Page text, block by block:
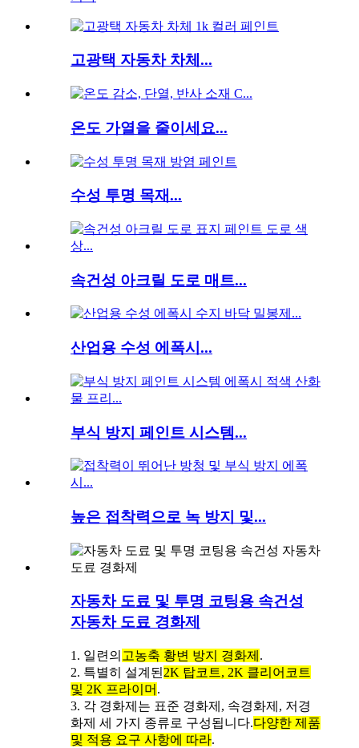
고광택 자동차 차체...
온도 가열을 줄이세요...
수성 투명 목재...
속건성 아크릴 도로 매트...
산업용 수성 에폭시...
부식 방지 페인트 시스템...
높은 접착력으로 녹 방지 및...
자동차 도료 및 투명 코팅용 속건성
자동차 도료 경화제
1. 일련의 고농축 황변 방지 경화제 .
2. 특별히 설계된 2K 탑코트, 2K 클리어코트
및 2K 프라이머 .
3. 각 경화제는 표준 경화제, 속경화제, 저경
화제 세 가지 종류로 구성됩니다.다양한 제품
및 적용 요구 사항에 따라.